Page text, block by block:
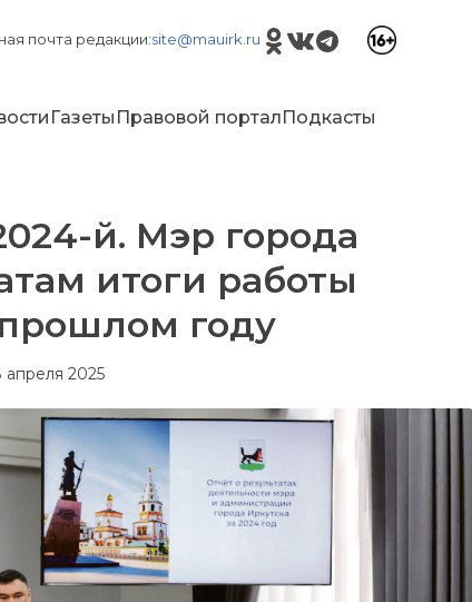
почта редакции:site@mauirk.ru
Газеты Правовой портал Подкасты
й. Мэр города
итоги работы
году
апреля 2025